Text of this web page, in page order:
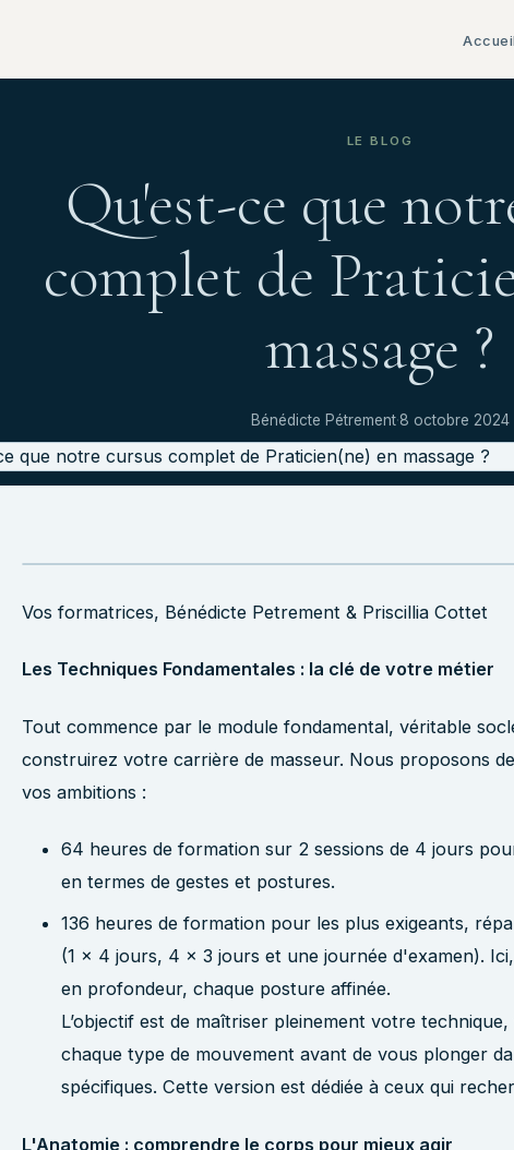
Accueil
LE BLOG
Qu'est-ce que
complet de
massage ?
Bénédicte Pétrement·8 octobre 2024
Vos formatrices, Bénédicte Petrement & Priscillia Cottet
Les Techniques Fondamentales : la clé de votre métier
Tout commence par le module fondamental, véritable
construirez votre carrière de masseur. Nous proposons
vos ambitions :
64 heures de formation sur 2 sessions de 4 jours
en termes de gestes et postures.
136 heures de formation pour les plus exigeants,
(1 x 4 jours, 4 x 3 jours et une journée d'examen).
en profondeur, chaque posture affinée.
L’objectif est de maîtriser pleinement votre
chaque type de mouvement avant de vous plonger
spécifiques. Cette version est dédiée à ceux qui
L'Anatomie : comprendre le corps pour mieux agir